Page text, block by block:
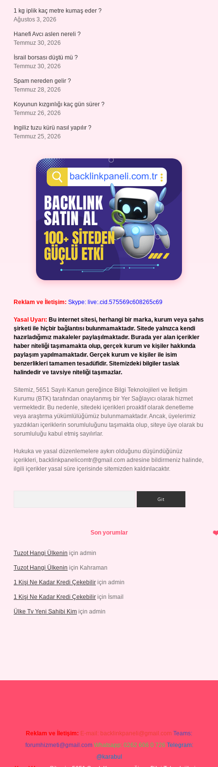
1 kg iplik kaç metre kumaş eder ?
Ağustos 3, 2026
Hanefi Avcı aslen nereli ?
Temmuz 30, 2026
İsrail borsası düştü mü ?
Temmuz 30, 2026
Spam nereden gelir ?
Temmuz 28, 2026
Koyunun kızgınlığı kaç gün sürer ?
Temmuz 26, 2026
Ingiliz tuzu kürü nasıl yapılır ?
Temmuz 25, 2026
Reklam ve İletişim: Skype: live:.cid.575569c608265c69
Yasal Uyarı: Bu internet sitesi, herhangi bir marka, kurum veya şahıs
şirketi ile hiçbir bağlantısı bulunmamaktadır. Sitede yalnızca kendi
hazırladığımız makaleler paylaşılmaktadır. Burada yer alan içerikler
haber niteliği taşımamakta olup, gerçek kurum ve kişiler hakkında
paylaşım yapılmamaktadır. Gerçek kurum ve kişiler ile isim
benzerlikleri tamamen tesadüfidir. Sitemizdeki bilgiler taslak
halindedir ve tavsiye niteliği taşımazlar.
Sitemiz, 5651 Sayılı Kanun gereğince Bilgi Teknolojileri ve İletişim
Kurumu (BTK) tarafından onaylanmış bir Yer Sağlayıcı olarak hizmet
vermektedir. Bu nedenle, sitedeki içerikleri proaktif olarak denetleme
veya araştırma yükümlülüğümüz bulunmamaktadır. Ancak, üyelerimiz
yazdıkları içeriklerin sorumluluğunu taşımakta olup, siteye üye olarak bu
sorumluluğu kabul etmiş sayılırlar.
Hukuka ve yasal düzenlemelere aykırı olduğunu düşündüğünüz
içerikleri, backlinkpanelicomtr@gmail.com adresine bildirmeniz halinde,
ilgili içerikler yasal süre içerisinde sitemizden kaldırılacaktır.
Son yorumlar
Tuzot Hangi Ülkenin için admin
Tuzot Hangi Ülkenin için Kahraman
1 Kişi Ne Kadar Kredi Çekebilir için admin
1 Kişi Ne Kadar Kredi Çekebilir için İsmail
Ülke Tv Yeni Sahibi Kim için admin
Reklam ve İletişim: E-mail: backlinkpaneli@gmail.com Teams:
forumhizmeti@gmail.com Whatsapp: 0262 606 0 726 Telegram:
@karabul